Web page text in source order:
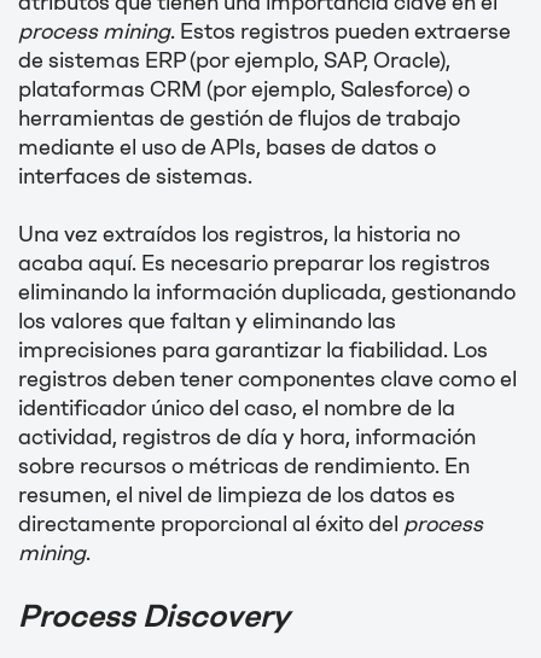
process mining. Estos registros pueden extraerse
de sistemas ERP (por ejemplo, SAP, Oracle),
plataformas CRM (por ejemplo, Salesforce) o
herramientas de gestión de flujos de trabajo
mediante el uso de APIs, bases de datos o
interfaces de sistemas.
Una vez extraídos los registros, la historia no
acaba aquí. Es necesario preparar los registros
eliminando la información duplicada, gestionando
los valores que faltan y eliminando las
imprecisiones para garantizar la fiabilidad. Los
registros deben tener componentes clave como el
identificador único del caso, el nombre de la
actividad, registros de día y hora, información
sobre recursos o métricas de rendimiento. En
resumen, el nivel de limpieza de los datos es
directamente proporcional al éxito del process
mining.
Process Discovery